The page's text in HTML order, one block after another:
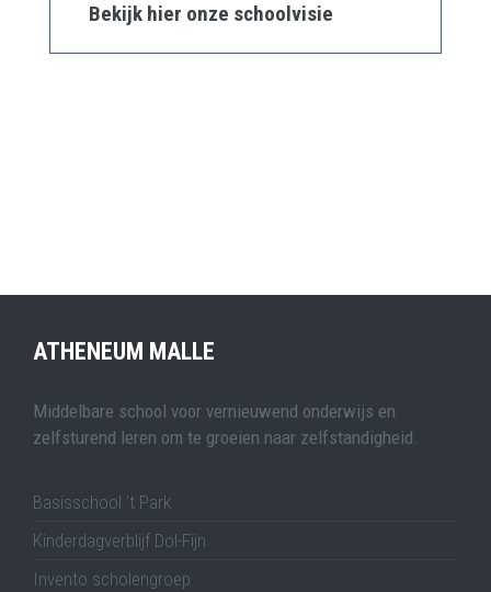
Bekijk hier onze schoolvisie
ATHENEUM MALLE
Middelbare school voor vernieuwend onderwijs en
zelfsturend leren om te groeien naar zelfstandigheid.
Basisschool 't Park
Kinderdagverblijf Dol-Fijn
Invento scholengroep